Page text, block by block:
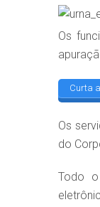
Os
Curta
Os
do
Todo